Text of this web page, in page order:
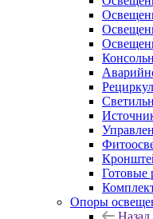
Готовые
Опоры
Назад